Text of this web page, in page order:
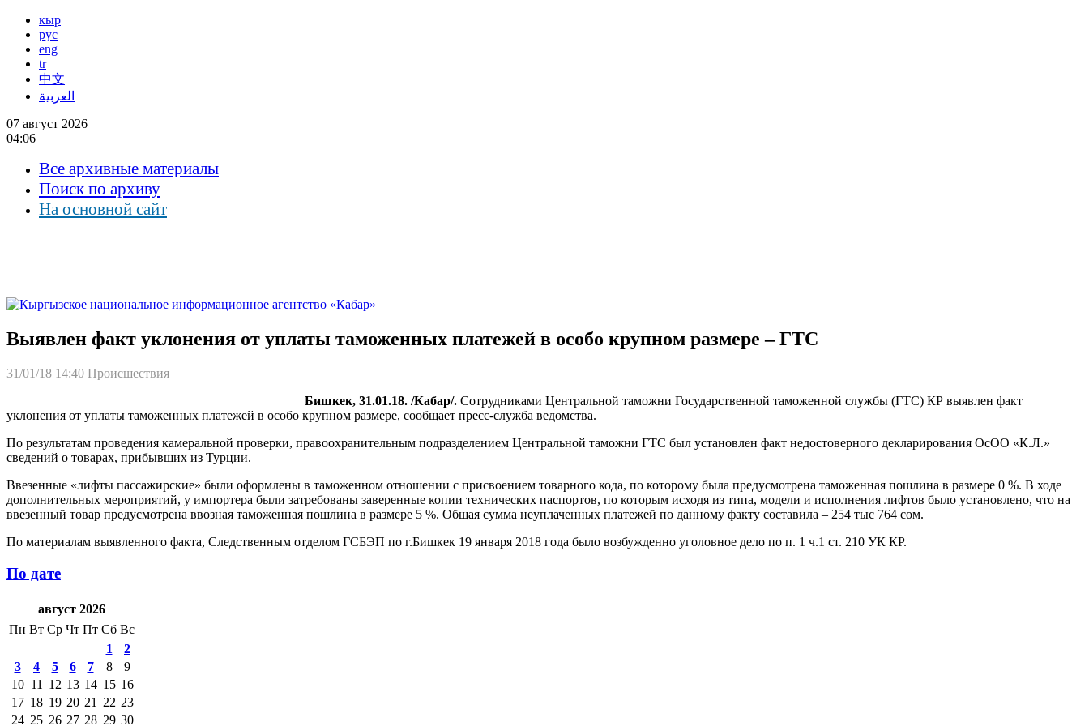
кыр
рус
eng
tr
中文
العربية
07 август 2026
04:06
Все архивные материалы
Поиск по архиву
На основной сайт
Выявлен факт уклонения от уплаты таможенных платежей в особо крупном размере – ГТС
31/01/18 14:40 Происшествия
Бишкек, 31.01.18. /Кабар/. Сотрудниками Центральной таможни Государственной таможенной службы (ГТС) КР выявлен факт
уклонения от уплаты таможенных платежей в особо крупном размере, сообщает пресс-служба ведомства.
По результатам проведения камеральной проверки, правоохранительным подразделением Центральной таможни ГТС был установлен факт недостоверного декларирования ОсОО «К.Л.»
сведений о товарах, прибывших из Турции.
Ввезенные «лифты пассажирские» были оформлены в таможенном отношении с присвоением товарного кода, по которому была предусмотрена таможенная пошлина в размере 0 %. В ходе
дополнительных мероприятий, у импортера были затребованы заверенные копии технических паспортов, по которым исходя из типа, модели и исполнения лифтов было установлено, что на
ввезенный товар предусмотрена ввозная таможенная пошлина в размере 5 %. Общая сумма неуплаченных платежей по данному факту составила – 254 тыс 764 сом.
По материалам выявленного факта, Следственным отделом ГСБЭП по г.Бишкек 19 января 2018 года было возбужденно уголовное дело по п. 1 ч.1 ст. 210 УК КР.
По дате
август 2026
Пн Вт Ср Чт Пт Сб Вс
1
2
3
4 5 6 7 8
9
10 11 12 13 14 15 16
17 18 19 20 21 22 23
24 25 26 27 28 29 30